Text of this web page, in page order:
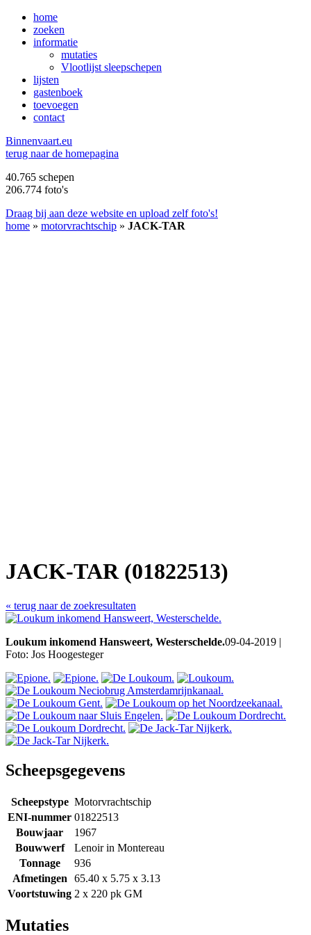
home
zoeken
informatie
mutaties
Vlootlijst sleepschepen
lijsten
gastenboek
toevoegen
contact
Binnenvaart.eu
terug naar de homepagina
40.765 schepen
206.774 foto's
Draag bij aan deze website en upload zelf foto's!
home » motorvrachtschip » JACK-TAR
JACK-TAR (01822513)
« terug naar de zoekresultaten
Loukum inkomend Hansweert, Westerschelde.09-04-2019 |
Foto: Jos Hoogesteger
Scheepsgegevens
Scheepstype Motorvrachtschip
ENI-nummer 01822513
Bouwjaar
1967
Bouwwerf
Lenoir in Montereau
Tonnage
936
Afmetingen
65.40 x 5.75 x 3.13
Voortstuwing 2 x 220 pk GM
Mutaties